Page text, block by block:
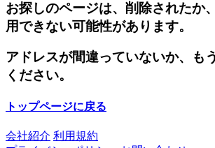
お探しのページは、削除されたか
用できない可能性があります。
アドレスが間違っていないか、も
ください。
トップページに戻る
会社紹介 利用規約